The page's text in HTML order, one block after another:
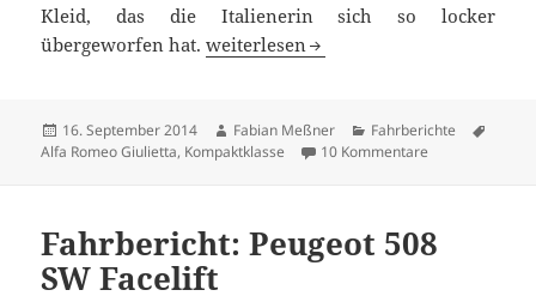
Kleid, das die Italienerin sich so locker
übergeworfen hat.Fahrbericht: Alfa Romeo Giulietta 2.0
weiterlesen
Veröffentlicht
am
16. September 2014 Autor
Fabian Meßner Kategorien
Fahrberichte
Alfa Romeo Giulietta, Kompaktklasse 10 Kommentare
Fahrbericht: Peugeot 508
SW Facelift